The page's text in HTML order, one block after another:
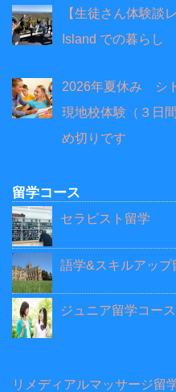
【生徒さん体験談
Island での暮らし
2026年夏休み シ
現地校体験（３日
め切りです
留学コース
セラピスト留学
語学&スキルアップ
ジュニア留学コース
リメディアルマッサージ留